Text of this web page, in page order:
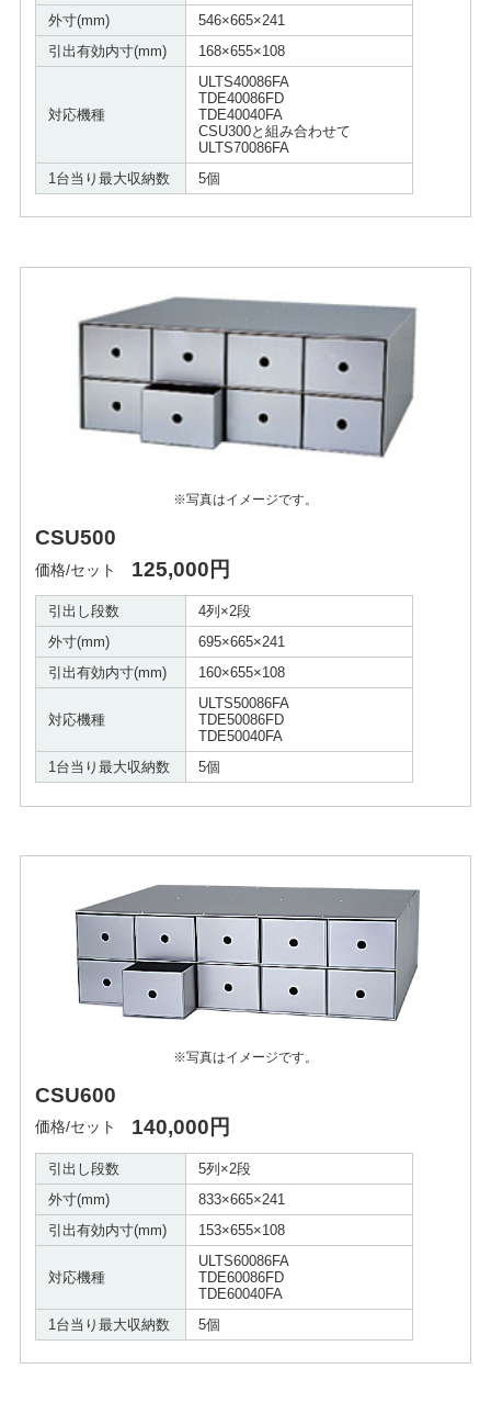
外寸(mm)
546×665×241
引出有効内寸(mm)
168×655×108
対応機種
ULTS40086FA
TDE40086FD
TDE40040FA
CSU300と組み合わせて
ULTS70086FA
1台当り最大収納数
5個
※写真はイメージです。
CSU500
価格/セット 125,000円
引出し段数
4列×2段
外寸(mm)
695×665×241
引出有効内寸(mm)
160×655×108
対応機種
ULTS50086FA
TDE50086FD
TDE50040FA
1台当り最大収納数
5個
※写真はイメージです。
CSU600
価格/セット 140,000円
引出し段数
5列×2段
外寸(mm)
833×665×241
引出有効内寸(mm)
153×655×108
対応機種
ULTS60086FA
TDE60086FD
TDE60040FA
1台当り最大収納数
5個